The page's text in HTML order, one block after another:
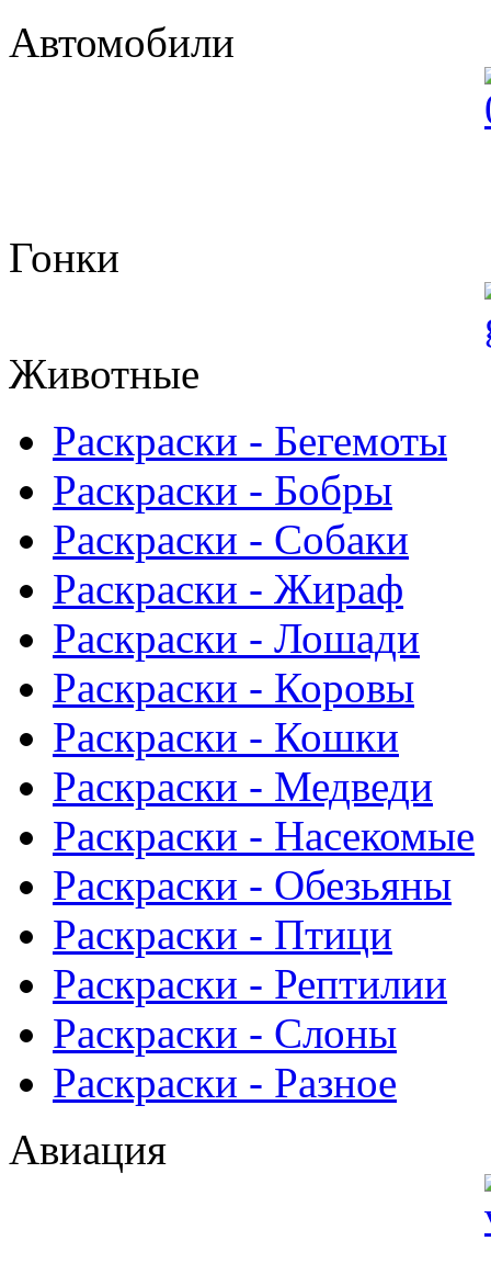
Автомобили
Гонки
Животные
Раскраски - Бегемоты
Раскраски - Бобры
Раскраски - Собаки
Раскраски - Жираф
Раскраски - Лошади
Раскраски - Коровы
Раскраски - Кошки
Раскраски - Медведи
Раскраски - Насекомые
Раскраски - Обезьяны
Раскраски - Птици
Раскраски - Рептилии
Раскраски - Слоны
Раскраски - Разное
Авиация